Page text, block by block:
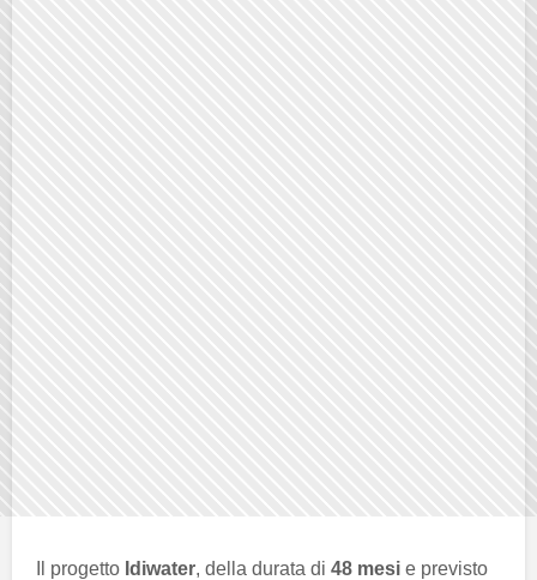
Il progetto Idiwater, della durata di 48 mesi e previsto